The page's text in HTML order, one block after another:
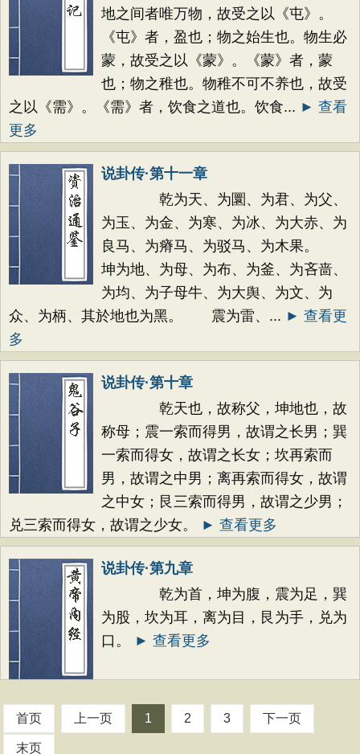
地之间者唯万物，故受之以《屯》。
《屯》者，盈也；物之始生也。物生必
蒙，故受之以《蒙》。《蒙》者，蒙
也；物之稚也。物稚不可不养也，故受
之以《需》。《需》者，饮食之道也。饮食... ► 查看
更多
说卦传·第十一章
乾为天、为圜、为君、为父、
为玉、为金、为寒、为冰、为大赤、为
良马、为瘠马、为驳马、为木果。
坤为地、为母、为布、为釜、为吝啬、
为均、为子母牛、为大舆、为文、为
众、为柄、其於地也为黑。 震为雷、... ► 查看更
多
说卦传·第十章
乾天也，故称父，坤地也，故
称母；震一索而得男，故谓之长男；巽
一索而得女，故谓之长女；坎再索而
男，故谓之中男；离再索而得女，故谓
之中女；艮三索而得男，故谓之少男；
兑三索而得女，故谓之少女。
► 查看更多
说卦传·第九章
乾为首，坤为腹，震为足，巽
为股，坎为耳，离为目，艮为手，兑为
口。
► 查看更多
首页 上一页 1 2 3 下一页
末页